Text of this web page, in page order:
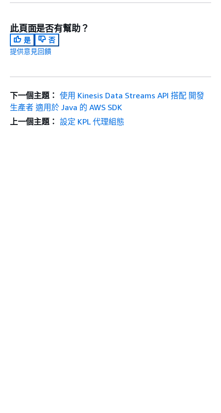
此頁面是否有幫助？
是
否
提供意見回饋
下一個主題： 使用 Kinesis Data Streams API 搭配 開發
生產者 適用於 Java 的 AWS SDK
上一個主題： 設定 KPL 代理組態